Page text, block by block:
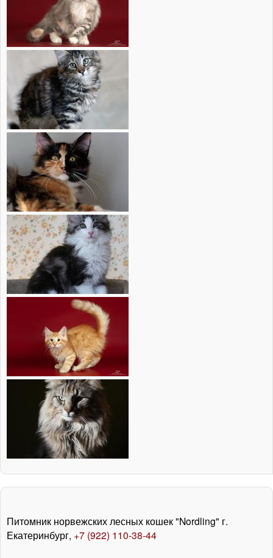
Питомник норвежских лесных кошек "Nordling" г.
Екатеринбург, +7 (922) 110-38-44